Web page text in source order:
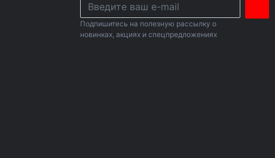
Подпишитесь на полезную рассылку о
новинках, акциях и спецпредложениях